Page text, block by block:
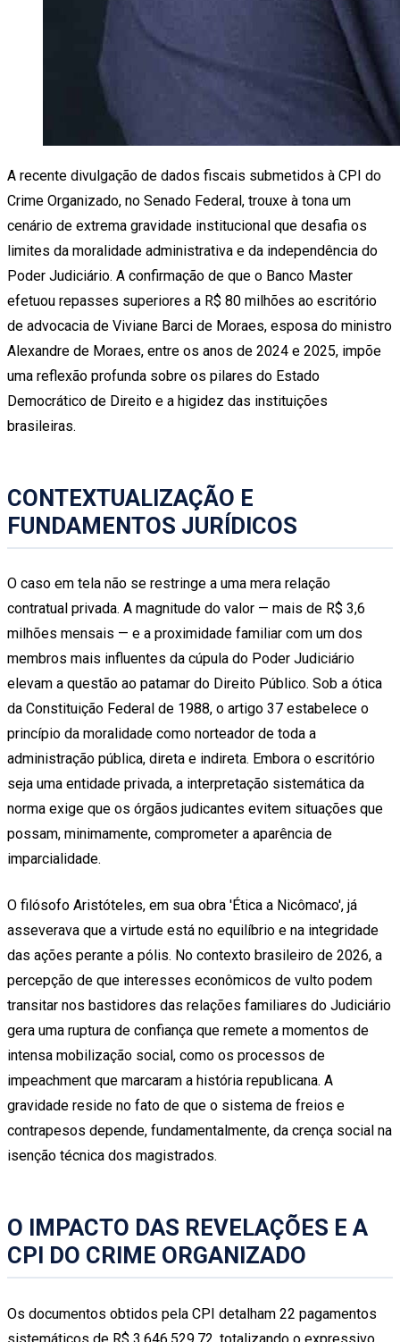
A recente divulgação de dados fiscais submetidos à CPI do
Crime Organizado, no Senado Federal, trouxe à tona um
cenário de extrema gravidade institucional que desafia os
limites da moralidade administrativa e da independência do
Poder Judiciário. A confirmação de que o Banco Master
efetuou repasses superiores a R$ 80 milhões ao escritório
de advocacia de Viviane Barci de Moraes, esposa do ministro
Alexandre de Moraes, entre os anos de 2024 e 2025, impõe
uma reflexão profunda sobre os pilares do Estado
Democrático de Direito e a higidez das instituições
brasileiras.
CONTEXTUALIZAÇÃO E
FUNDAMENTOS JURÍDICOS
O caso em tela não se restringe a uma mera relação
contratual privada. A magnitude do valor — mais de R$ 3,6
milhões mensais — e a proximidade familiar com um dos
membros mais influentes da cúpula do Poder Judiciário
elevam a questão ao patamar do Direito Público. Sob a ótica
da Constituição Federal de 1988, o artigo 37 estabelece o
princípio da moralidade como norteador de toda a
administração pública, direta e indireta. Embora o escritório
seja uma entidade privada, a interpretação sistemática da
norma exige que os órgãos judicantes evitem situações que
possam, minimamente, comprometer a aparência de
imparcialidade.
O filósofo Aristóteles, em sua obra 'Ética a Nicômaco', já
asseverava que a virtude está no equilíbrio e na integridade
das ações perante a pólis. No contexto brasileiro de 2026, a
percepção de que interesses econômicos de vulto podem
transitar nos bastidores das relações familiares do Judiciário
gera uma ruptura de confiança que remete a momentos de
intensa mobilização social, como os processos de
impeachment que marcaram a história republicana. A
gravidade reside no fato de que o sistema de freios e
contrapesos depende, fundamentalmente, da crença social na
isenção técnica dos magistrados.
O IMPACTO DAS REVELAÇÕES E A
CPI DO CRIME ORGANIZADO
Os documentos obtidos pela CPI detalham 22 pagamentos